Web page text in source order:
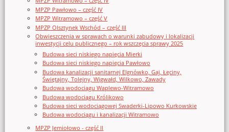
MPZP Pawłowo – część IV
MPZP Witramowo – część V
MPZP Olsztynek Wschód – część III
Obwieszczenia w sprawach o warunki zabudowy i lokalizacji
inwestycji celu publicznego – rok wszczęcia sprawy 2025
Budowa sieci niskiego napięcia Mierki
Budowa sieci niskiego napięcia Pawłowo
Budowa kanalizacji sanitarnej Elgnówko, Gaj, Łęciny,
Świętajny, Tolejny, Wigwałd, Wilkowo, Zawady
Budowa wodociągu Waplewo-Witramowo
Budowa wodociągu Królikowo
Budowa sieci wodociągowej Swaderki-Lipowo Kurkowskie
Budowa wodociągu i kanalizacji Witramowo
MPZP Jemiołowo - część II